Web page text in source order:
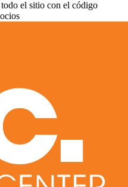
el sitio con el código